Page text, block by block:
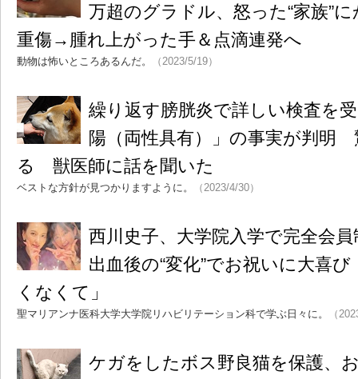
万超のグラドル、怒った“家族”
重傷→腫れ上がった手＆点滴連発へ
動物は怖いところあるんだ。 （2023/5/19）
繰り返す膀胱炎で詳しい検査を
陽（両性具有）」の事実が判明
る 獣医師に話を聞いた
ベストな方針が見つかりますように。 （2023/4/30）
西川史子、大学院入学で完全会
出血後の“変化”でお祝いに大喜
くなくて」
聖マリアンナ医科大学大学院リハビリテーション科で学ぶ日々に。 （
ケガをしたボス野良猫を保護、